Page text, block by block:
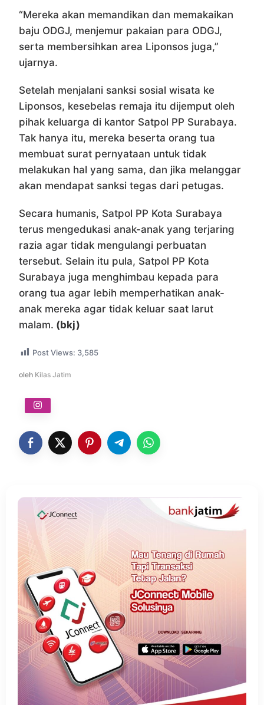
“Mereka akan memandikan dan memakaikan
baju ODGJ, menjemur pakaian para ODGJ,
serta membersihkan area Liponsos juga,”
ujarnya.
Setelah menjalani sanksi sosial wisata ke
Liponsos, kesebelas remaja itu dijemput oleh
pihak keluarga di kantor Satpol PP Surabaya.
Tak hanya itu, mereka beserta orang tua
membuat surat pernyataan untuk tidak
melakukan hal yang sama, dan jika melanggar
akan mendapat sanksi tegas dari petugas.
Secara humanis, Satpol PP Kota Surabaya
terus mengedukasi anak-anak yang terjaring
razia agar tidak mengulangi perbuatan
tersebut. Selain itu pula, Satpol PP Kota
Surabaya juga menghimbau kepada para
orang tua agar lebih memperhatikan anak-
anak mereka agar tidak keluar saat larut
malam. (bkj)
Post Views: 3,585
oleh Kilas Jatim